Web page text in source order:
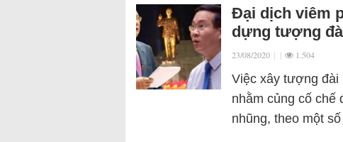
Đại dịch viêm
dựng tượng
23/08/2020 | | 1.504
Việc xây tượng đài
nhằm củng cố chế
nhũng, theo một